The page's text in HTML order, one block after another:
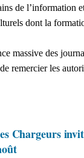
de l’information
dont la
massive des
remercier les
Chargeurs